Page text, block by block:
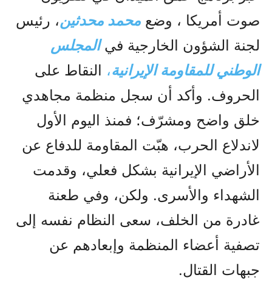
صوت أمريكا ، وضع محمد محدثين، رئيس
لجنة الشؤون الخارجية فيالمجلس
الوطني للمقاومة الإيرانية، النقاط على
الحروف. وأكد أن سجل منظمة مجاهدي
خلق واضح ومشرّف؛ فمنذ اليوم الأول
لاندلاع الحرب، هبّت المقاومة للدفاع عن
الأراضي الإيرانية بشكل فعلي، وقدمت
الشهداء والأسرى. ولكن، وفي طعنة
غادرة من الخلف، سعى النظام نفسه إلى
تصفية أعضاء المنظمة وإبعادهم عن
جبهات القتال.